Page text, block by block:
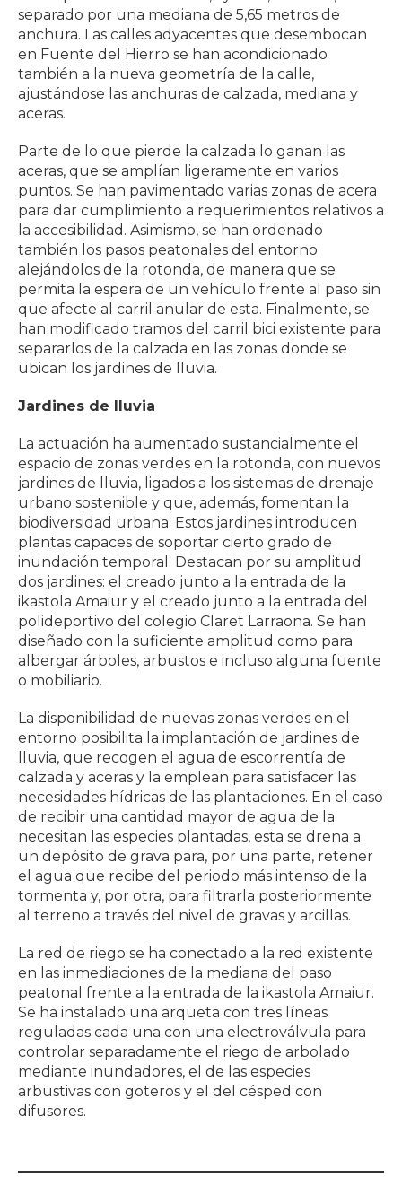
separado por una mediana de 5,65 metros de
anchura. Las calles adyacentes que desembocan
en Fuente del Hierro se han acondicionado
también a la nueva geometría de la calle,
ajustándose las anchuras de calzada, mediana y
aceras.
Parte de lo que pierde la calzada lo ganan las
aceras, que se amplían ligeramente en varios
puntos. Se han pavimentado varias zonas de acera
para dar cumplimiento a requerimientos relativos a
la accesibilidad. Asimismo, se han ordenado
también los pasos peatonales del entorno
alejándolos de la rotonda, de manera que se
permita la espera de un vehículo frente al paso sin
que afecte al carril anular de esta. Finalmente, se
han modificado tramos del carril bici existente para
separarlos de la calzada en las zonas donde se
ubican los jardines de lluvia.
Jardines de lluvia
La actuación ha aumentado sustancialmente el
espacio de zonas verdes en la rotonda, con nuevos
jardines de lluvia, ligados a los sistemas de drenaje
urbano sostenible y que, además, fomentan la
biodiversidad urbana. Estos jardines introducen
plantas capaces de soportar cierto grado de
inundación temporal. Destacan por su amplitud
dos jardines: el creado junto a la entrada de la
ikastola Amaiur y el creado junto a la entrada del
polideportivo del colegio Claret Larraona. Se han
diseñado con la suficiente amplitud como para
albergar árboles, arbustos e incluso alguna fuente
o mobiliario.
La disponibilidad de nuevas zonas verdes en el
entorno posibilita la implantación de jardines de
lluvia, que recogen el agua de escorrentía de
calzada y aceras y la emplean para satisfacer las
necesidades hídricas de las plantaciones. En el caso
de recibir una cantidad mayor de agua de la
necesitan las especies plantadas, esta se drena a
un depósito de grava para, por una parte, retener
el agua que recibe del periodo más intenso de la
tormenta y, por otra, para filtrarla posteriormente
al terreno a través del nivel de gravas y arcillas.
La red de riego se ha conectado a la red existente
en las inmediaciones de la mediana del paso
peatonal frente a la entrada de la ikastola Amaiur.
Se ha instalado una arqueta con tres líneas
reguladas cada una con una electroválvula para
controlar separadamente el riego de arbolado
mediante inundadores, el de las especies
arbustivas con goteros y el del césped con
difusores.